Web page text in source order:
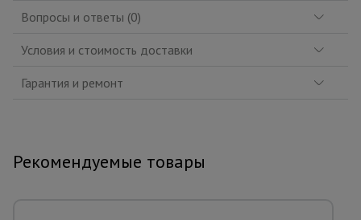
Вопросы и ответы (0)
Условия и стоимость доставки
Гарантия и ремонт
Рекомендуемые товары